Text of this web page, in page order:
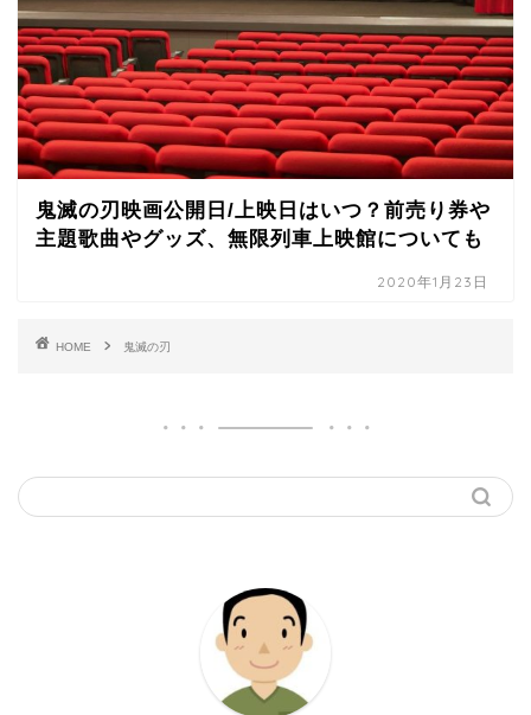
鬼滅の刃映画公開日/上映日はいつ？前売り券や
主題歌曲やグッズ、無限列車上映館についても
2020年1月23日
HOME 鬼滅の刃